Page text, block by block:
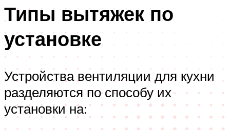
Типы вытяжек по
установке
Устройства вентиляции для кухни
разделяются по способу их
установки на: